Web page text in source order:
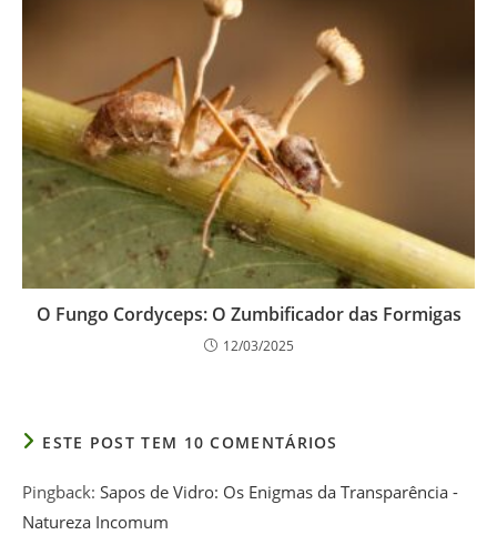
O Fungo Cordyceps: O Zumbificador das Formigas
12/03/2025
ESTE POST TEM 10 COMENTÁRIOS
Pingback: Sapos de Vidro: Os Enigmas da Transparência -
Natureza Incomum